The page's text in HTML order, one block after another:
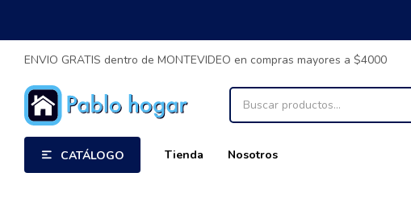
CATÁLOGO Tienda Nosotros
ENVIO GRATIS dentro de MONTEVIDEO en compras mayores a $4000